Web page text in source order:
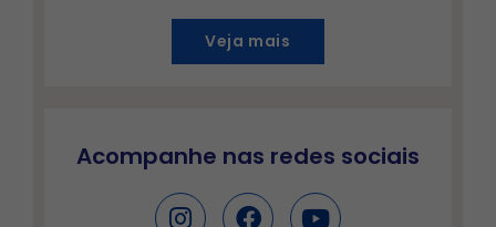
Veja mais
Acompanhe nas redes sociais